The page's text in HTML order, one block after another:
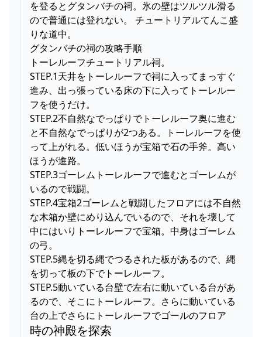
を登るとグタンバチの祠。氷の壁はツルツル滑る
ので普通には登れない。 チュートリアルてんこ盛
りな道中。
グタンバチの祠の攻略手順
トーレルーフチュートリアル祠。
STEP.1天井をトーレルーフで祠に入ってまっすぐ
進み、出っ張っている床の下に入ってトーレルー
フを使うだけ。
STEP.2不自然なでっぱりでトーレルーフ奥に進む
と不自然なでっぱりが2つある。トーレルーフを使
って上がれる。低いほうが宝箱で石の手斧。高い
ほうが進路。
STEP.3ゴーレムトーレルーフで進むとゴーレムが
いるので戦闘。
STEP.4宝箱2ゴーレムと戦闘したフロアには不自然
な木箱か壁にめり込んでいるので、それを壊して
中にはいりトーレルーフで宝箱。中身はゴーレム
の弓。
STEP.5縄を切る縄でつるされた板があるので、縄
を切って板の下でトーレルーフ。
STEP.5動いている台壁で左右に動いている台があ
るので、そこにトーレルーフ。さらに動いている
台の上でさらにトーレルーフでゴールのフロア
時の神殿を探索